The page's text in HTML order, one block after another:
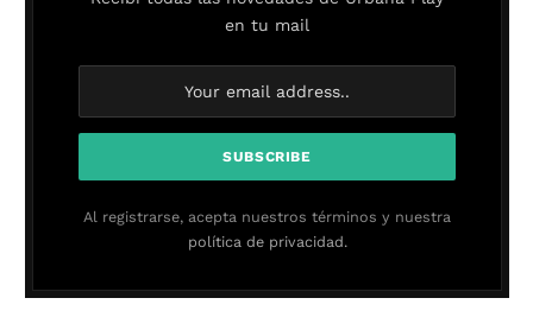
en tu mail
Al registrarse, acepta nuestros términos y nuestra
política de privacidad.